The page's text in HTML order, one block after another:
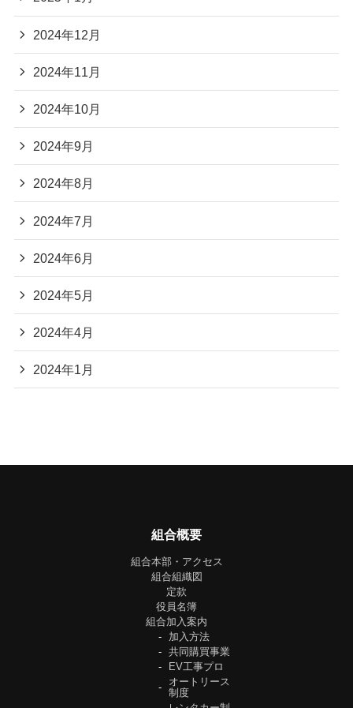
2024年12月
2024年11月
2024年10月
2024年9月
2024年8月
2024年7月
2024年6月
2024年5月
2024年4月
2024年1月
組合概要
組合本部・アクセス
組合組織図
定款
役員名簿
組合加入案内
加入方法
共同購買事業
EV工事プロ
オートリース
制度